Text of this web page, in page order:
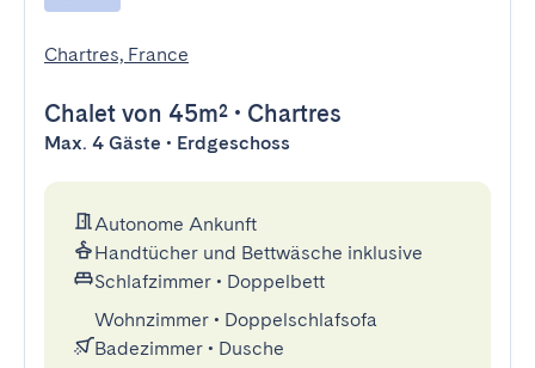
Chartres, France
Chalet von 45m² • Chartres
Max. 4 Gäste • Erdgeschoss
Autonome Ankunft
Handtücher und Bettwäsche inklusive
Schlafzimmer • Doppelbett
Wohnzimmer • Doppelschlafsofa
Badezimmer • Dusche